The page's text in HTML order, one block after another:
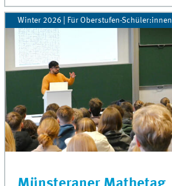
Winter 2026 | Für Oberstufen-Schüler:innen